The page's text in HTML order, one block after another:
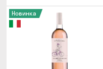
Новинка